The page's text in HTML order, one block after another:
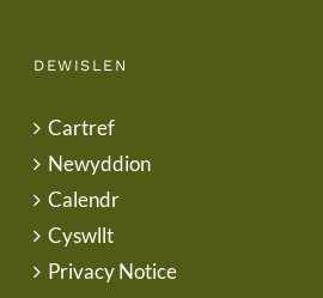
DEWISLEN
Cartref
Newyddion
Calendr
Cyswllt
Privacy Notice